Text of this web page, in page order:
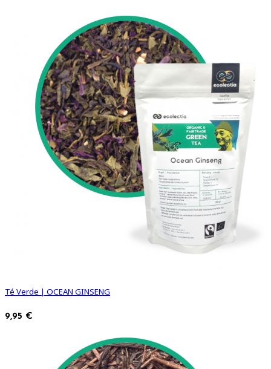
Té Verde | OCEAN GINSENG
9,95 €